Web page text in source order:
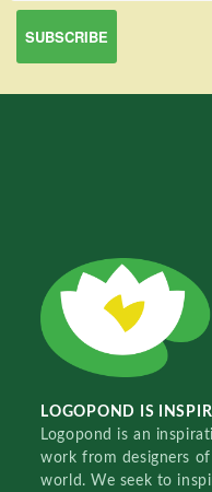
LOGOPOND IS
Logopond is an
work from designers
world. We seek to